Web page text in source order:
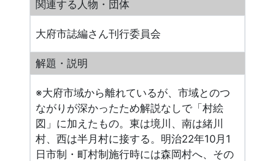
関連する人物・団体
大府市誌編さん刊行委員会
解題・説明
※大府市域から離れているが、市域とのつ
ながりが深かったため解説なしで「村絵
図」に加えたもの。東は境川、南は緒川
村、西は半月村に接する。明治22年10月1
日市制・町村制施行時には森岡村へ、その